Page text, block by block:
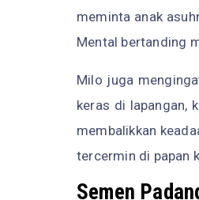
meminta anak
Mental bertanding
Milo juga
keras di lapangan,
membalikkan
tercermin di papan
Semen